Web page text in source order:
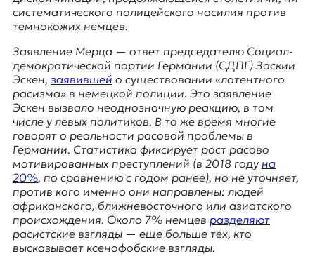
E
K
O
D
E
R
Е
в
р
о
систематического полицейского насилия против
темнокожих немцев.
Заявление Мерца — ответ председателю Социал-
демократической партии Германии (СДПГ) Заскии
Эскен, заявившей о существовании «латентного
расизма» в немецкой полиции. Это заявление
Эскен вызвало неоднозначную реакцию, в том
числе у левых политиков. В то же время многие
говорят о реальности расовой проблемы в
Германии. Статистика фиксирует рост расово
мотивированных преступлений (в 2018 году на
20%, по сравнению с годом ранее), но не уточняет,
против кого именно они направлены: людей
африканского, ближневосточного или азиатского
происхождения. Около 7% немцев разделяют
расистские взгляды — еще больше тех, кто
высказывает ксенофобские взгляды.